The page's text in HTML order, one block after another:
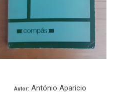
Autor: António Aparicio